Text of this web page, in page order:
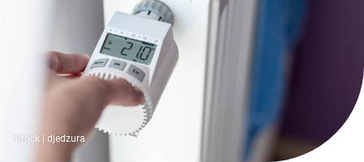
iStock | djedzura